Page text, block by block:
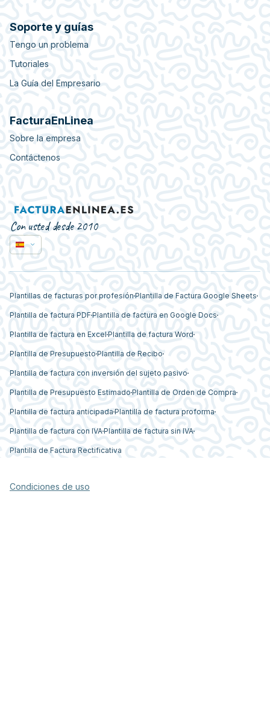
Soporte y guías
Tengo un problema
Tutoriales
La Guía del Empresario
FacturaEnLinea
Sobre la empresa
Contáctenos
Con usted desde 2010
Plantillas de facturas por profesión Plantilla de Factura Google Sheets
Plantilla de factura PDF Plantilla de factura en Google Docs
Plantilla de factura en Excel Plantilla de factura Word
Plantilla de Presupuesto Plantilla de Recibo
Plantilla de factura con inversión del sujeto pasivo
Plantilla de Presupuesto Estimado Plantilla de Orden de Compra
Plantilla de factura anticipada Plantilla de factura proforma
Plantilla de factura con IVA Plantilla de factura sin IVA
Plantilla de Factura Rectificativa
Condiciones de uso